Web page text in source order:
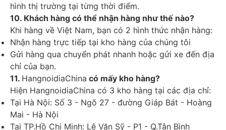
hình thị trường tại từng thời điểm.
10. Khách hàng có thể nhận hàng như thế nào?
Khi hàng về Việt Nam, bạn có 2 hình thức nhận hàng:
Nhận hàng trực tiếp tại kho hàng của chúng tôi
Gửi hàng qua chuyển phát nhanh hoặc gửi xe đến địa
chỉ của bạn.
11. HangnoidiaChina có mấy kho hàng?
Hiện HangnoidiaChina có 3 kho hàng tại các địa chỉ:
Tại Hà Nội: Số 3 - Ngõ 27 - đường Giáp Bát - Hoàng
Mai - Hà Nội
Tại TP.Hồ Chi Minh: Lê Văn Sỹ - P1 - Q.Tân Bình